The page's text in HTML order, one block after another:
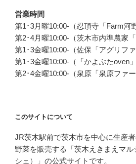
営業時間
第1･3月曜10:00-（忍頂寺「Farm河
第2･4月曜10:00-（茨木市内準農家
第1･3金曜10:00-（佐保「アグリファ
第1･3金曜10:00-（「かよぶたoven」
第2･4金曜10:00-（泉原「泉原ファー
このサイトについて
JR茨木駅前で茨木市を中心に生産
野菜を販売する「茨木えきまえマ
シェ）」の公式サイトです。